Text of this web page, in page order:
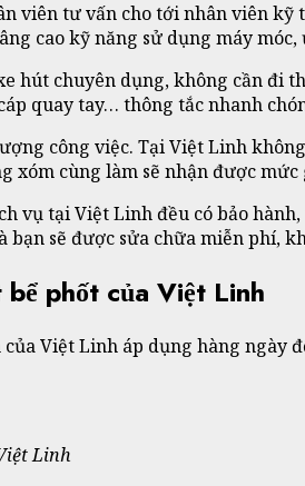
viên tư vấn cho tới nhân viên
cao kỹ năng sử dụng máy
hút chuyên dụng, không cần đi
quay tay… thông tắc nhanh
công việc. Tại Việt Linh
xóm cùng làm sẽ nhận được
vụ tại Việt Linh đều có bảo
bạn sẽ được sửa chữa miễn phí,
phốt của Việt Linh
Việt Linh áp dụng hàng
Linh